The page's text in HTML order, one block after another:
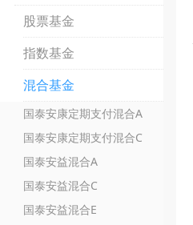
股票基金
指数基金
混合基金
国泰安康定期支付混合A
国泰安康定期支付混合C
国泰安益混合A
国泰安益混合C
国泰安益混合E